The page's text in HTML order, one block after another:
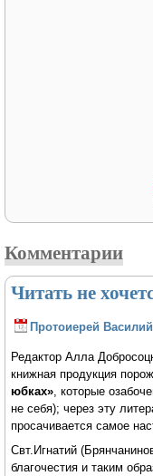
Комментарии
Читать не
Протоиерей
Редактор Алла
книжная продукция
юбках», которые
не себя); через эту
просачивается самое
Свт.Игнатий
благочестия и таким